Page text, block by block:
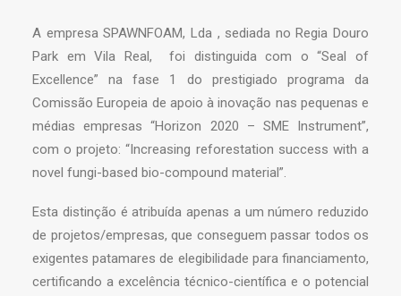
A empresa SPAWNFOAM, Lda , sediada no Regia Douro
Park em Vila Real, foi distinguida com o “Seal of
Excellence” na fase 1 do prestigiado programa da
Comissão Europeia de apoio à inovação nas pequenas e
médias empresas “Horizon 2020 – SME Instrument”,
com o projeto: “Increasing reforestation success with a
novel fungi-based bio-compound material”.
Esta distinção é atribuída apenas a um número reduzido
de projetos/empresas, que conseguem passar todos os
exigentes patamares de elegibilidade para financiamento,
certificando a excelência técnico-científica e o potencial